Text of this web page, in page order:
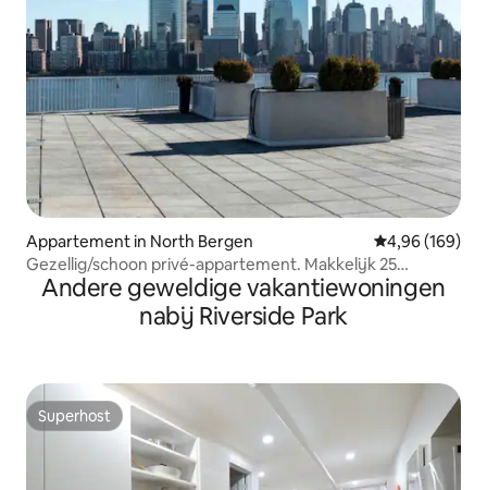
Appartement in North Bergen Gemiddelde
4,96 (169)
Gezellig/schoon privé-appartement. Makkelijk 25
minuten reizen NYCity
Andere geweldige vakantiewoningen
nabij Riverside Park
Superhost
Superhost